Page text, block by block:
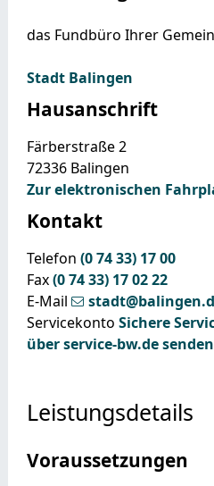
das Fundbüro Ihrer
Stadt Balingen
Hausanschrift
Färberstraße 2
72336 Balingen
Zur elektronischen
Kontakt
Telefon (07433) 1700
Fax(07433) 170222
E-Mail
Servicekonto Sichere
über service-bw.de senden
Leistungsdetails
Voraussetzungen